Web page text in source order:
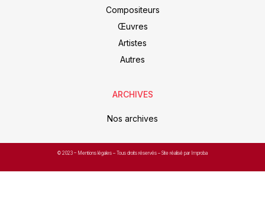
Compositeurs
Œuvres
Artistes
Autres
ARCHIVES
Nos archives
© 2023 – Mentions légales – Tous droits réservés – Site réalisé par Improba